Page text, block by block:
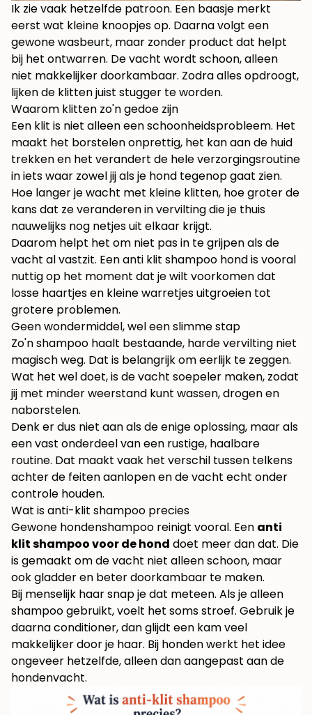
Ik zie vaak hetzelfde patroon. Een baasje merkt
eerst wat kleine knoopjes op. Daarna volgt een
gewone wasbeurt, maar zonder product dat helpt
bij het ontwarren. De vacht wordt schoon, alleen
niet makkelijker doorkambaar. Zodra alles opdroogt,
lijken de klitten juist stugger te worden.
Waarom klitten zo'n gedoe zijn
Een klit is niet alleen een schoonheidsprobleem. Het
maakt het borstelen onprettig, het kan aan de huid
trekken en het verandert de hele verzorgingsroutine
in iets waar zowel jij als je hond tegenop gaat zien.
Hoe langer je wacht met kleine klitten, hoe groter de
kans dat ze veranderen in vervilting die je thuis
nauwelijks nog netjes uit elkaar krijgt.
Daarom helpt het om niet pas in te grijpen als de
vacht al vastzit. Een anti klit shampoo hond is vooral
nuttig op het moment dat je wilt voorkomen dat
losse haartjes en kleine warretjes uitgroeien tot
grotere problemen.
Geen wondermiddel, wel een slimme stap
Zo'n shampoo haalt bestaande, harde vervilting niet
magisch weg. Dat is belangrijk om eerlijk te zeggen.
Wat het wel doet, is de vacht soepeler maken, zodat
jij met minder weerstand kunt wassen, drogen en
naborstelen.
Denk er dus niet aan als de enige oplossing, maar als
een vast onderdeel van een rustige, haalbare
routine. Dat maakt vaak het verschil tussen telkens
achter de feiten aanlopen en de vacht echt onder
controle houden.
Wat is anti-klit shampoo precies
Gewone hondenshampoo reinigt vooral. Een anti
klit shampoo voor de hond doet meer dan dat. Die
is gemaakt om de vacht niet alleen schoon, maar
ook gladder en beter doorkambaar te maken.
Bij menselijk haar snap je dat meteen. Als je alleen
shampoo gebruikt, voelt het soms stroef. Gebruik je
daarna conditioner, dan glijdt een kam veel
makkelijker door je haar. Bij honden werkt het idee
ongeveer hetzelfde, alleen dan aangepast aan de
hondenvacht.